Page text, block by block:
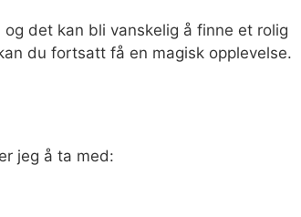
og det kan bli vanskelig å finne et rolig
du fortsatt få en magisk opplevelse.
jeg å ta med: